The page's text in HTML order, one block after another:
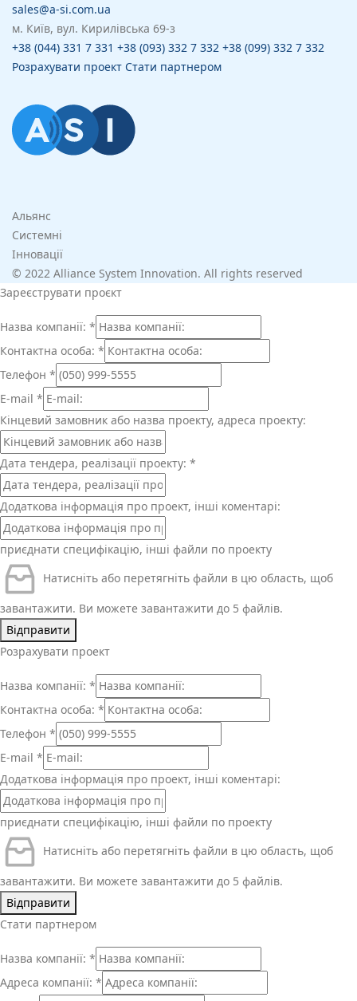
sales@a-si.com.ua
м. Київ, вул. Кирилівська 69-з
+38 (044) 331 7 331 +38 (093) 332 7 332 +38 (099) 332 7 332
Розрахувати проект Стати партнером
Альянс
Системні
Інновації
© 2022 Alliance System Innovation. All rights reserved
Зареєструвати проєкт
Назва компанії: *
Контактна особа: *
Телефон *
E-mail *
Кінцевий замовник або назва проекту, адреса проекту:
Дата тендера, реалізації проекту: *
Додаткова інформація про проект, інші коментарі:
приєднати специфікацію, інші файли по проекту
Натисніть або перетягніть файли в цю область, щоб
завантажити. Ви можете завантажити до 5 файлів.
Відправити
Розрахувати проект
Назва компанії: *
Контактна особа: *
Телефон *
E-mail *
Додаткова інформація про проект, інші коментарі:
приєднати специфікацію, інші файли по проекту
Натисніть або перетягніть файли в цю область, щоб
завантажити. Ви можете завантажити до 5 файлів.
Відправити
Стати партнером
Назва компанії: *
Адреса компанії: *